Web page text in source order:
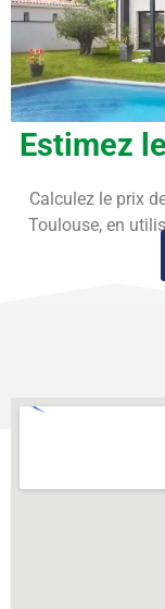
Estimez
Calculez le prix
Toulouse, en